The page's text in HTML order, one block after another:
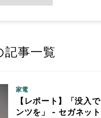
記事一覧
家電
【レポート】「没入
ンツを」 - セガネッ